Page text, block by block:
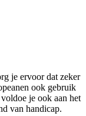
je ervoor dat zeker
ook gebruik
je ook aan het
van handicap.